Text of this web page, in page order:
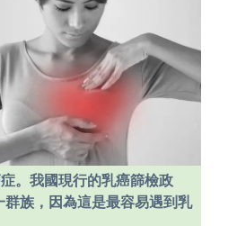
。我國現行的乳癌篩檢政
群族，因為這是最容易遇到乳